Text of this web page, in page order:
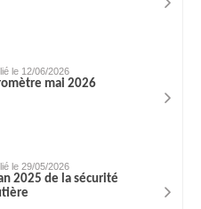
le 12/06/2026
mai 2026
le 29/05/2026
2025 de la sécurité